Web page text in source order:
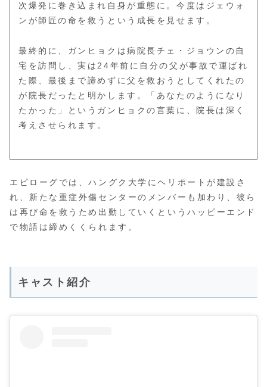
次爆発に巻き込まれ自身が重態に。今度はジェウォ
ンが師匠の命を救うという成長を見せます。
最終的に、ガンヒョクは病院長チェ・ジョウンの自
宅を訪問し、実は24年前に自分の父が事故で運ばれ
た際、最後まで諦めずに父を救おうとしてくれたの
が院長だったと明かします。「あなたのようになり
たかった」というガンヒョクの言葉に、院長は深く
考えさせられます。
エピローグでは、ハングク大学にヘリポートが建設さ
れ、新たな重症外傷センターのメンバーも加わり、彼ら
は再び命を救うため出動していくというハッピーエンド
で物語は締めくくられます。
キャスト紹介